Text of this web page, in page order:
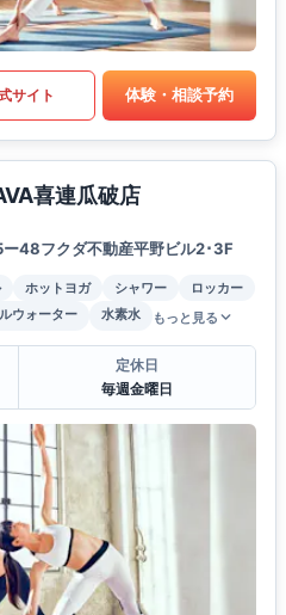
サイト 体験・相談予約
喜連瓜破店
48フクダ不動産平野ビル2･3F
ホットヨガ シャワー
ロッカー
ウォーター 水素水 もっと見る
定休日
毎週金曜日